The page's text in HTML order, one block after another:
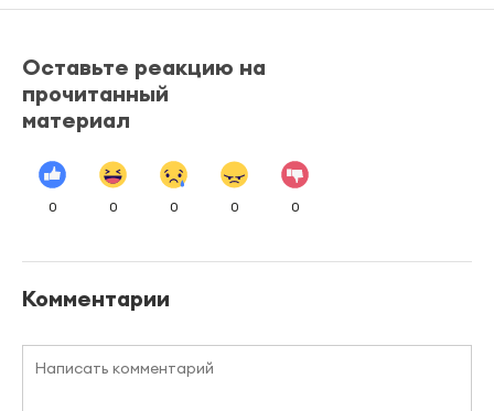
Оставьте реакцию на
прочитанный
материал
0 0 0 0 0
Комментарии